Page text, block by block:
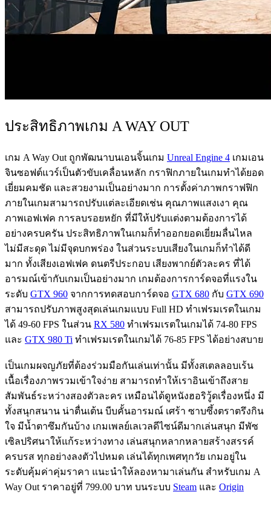
ประสิทธิภาพเกม A WAY OUT
เกม A Way Out ถูกพัฒนาบนเอนจิ้นเกม Unreal Engine 4 เกมเอน
จินซอฟต์แวร์เป็นตัวขับเคลื่อนหลัก กราฟิกภายในเกมทำได้ยอด
เยี่ยมคมชัด และสวยงามเป็นอย่างมาก การตั้งค่าภาพกราฟฟิก
ภายในเกมสามารถปรับแต่ละเอียดเช่น คุณภาพแสงเงา คุณ
ภาพเอฟเฟค การลบรอยหยัก ที่มีให้ปรับแต่งตามต้องการได้
อย่างครบครัน ประสิทธิภาพในเกมก็ทำออกยอดเยี่ยมลื่นไหล
ไม่มีสะดุด ไม่มีจุดบกพร่อง ในส่วนระบบเสียงในเกมก็ทำได้ดี
มาก ทั้งเสียงเอฟเฟค ดนตรีประกอบ เสียงพากย์ตัวละคร ที่ได้
อารมณ์เข้ากับเกมเป็นอย่างมาก เกมต้องการการ์ดจอที่แรงใน
ระดับ GTX 960 จากการทดสอบการ์ดจอ GTX 680 กับ GTX 690
สามารถปรับภาพสูงสุดเล่นเกมแบบ Full HD ทำเฟรมเรตในเกม
ได้ 49-60 FPS ในส่วน RX 580 ทำเฟรมเรตในเกมได้ 74-80 FPS
และ GTX 980 Ti ทำเฟรมเรตในเกมได้ 76-85 FPS ได้อย่างสบาย
เป็นเกมผจญภัยที่ต้องร่วมมือกันเล่นเท่านั้น มีทั้งสเตลลอบเร้น
เนื้อเรื่องภาพรวมเข้าใจง่าย สามารถทำให้เราอินเข้าถึงสาย
สัมพันธ์ระหว่างสองตัวละคร เหมือนได้ดูหนังฮอริวู้ดเรื่องหนึ่ง มี
ทั้งสนุกสนาน น่าตื่นเต้น บีบคั้นอารมณ์ เศร้า ซาบซึ้งตราตรึงกิน
ใจ มีน้ำตาซึมกันบ้าง เกมเพลย์เลเวลดีไซน์ดีมากเล่นสนุก มีพัซ
เซิลปริศนาให้แก้ระหว่างทาง เล่นสนุกหลากหลายสร้างสรรค์
ครบรส ทุกอย่างลงตัวไปหมด เล่นได้ทุกเพศทุกวัย เกมอยู่ใน
ระดับคุ้มค่าคุ่มราคา แนะนำให้ลองหามาเล่นกัน สำหรับเกม A
Way Out ราคาอยู่ที่ 799.00 บาท บนระบบ Steam และ Origin